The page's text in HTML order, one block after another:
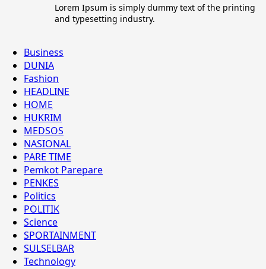
Lorem Ipsum is simply dummy text of the printing
and typesetting industry.
Business
DUNIA
Fashion
HEADLINE
HOME
HUKRIM
MEDSOS
NASIONAL
PARE TIME
Pemkot Parepare
PENKES
Politics
POLITIK
Science
SPORTAINMENT
SULSELBAR
Technology